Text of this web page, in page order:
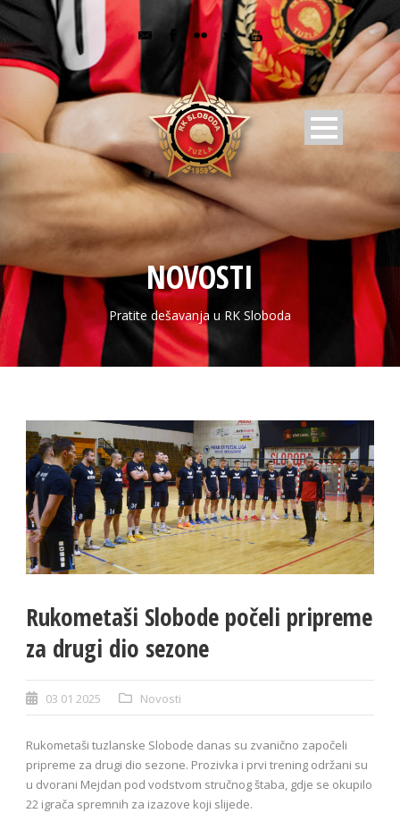
NOVOSTI
Pratite dešavanja u RK Sloboda
Rukometaši Slobode počeli pripreme
za drugi dio sezone
03 01 2025 Novosti
Rukometaši tuzlanske Slobode danas su zvanično započeli
pripreme za drugi dio sezone. Prozivka i prvi trening održani su
u dvorani Mejdan pod vodstvom stručnog štaba, gdje se okupilo
22 igrača spremnih za izazove koji slijede.